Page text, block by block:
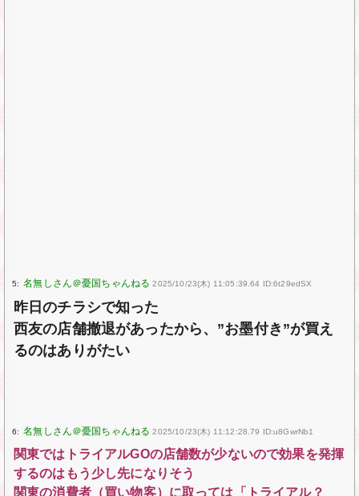
5: 2025/10/23(木) 11:05:39.64 ID:6t29edSX
昨日のチラシで知った
西友の店舗撤退があったから、”お墨付き”が買え
るのはありがたい
6: 2025/10/23(木) 11:12:28.79 ID:u8GwrNb1
関東ではトライアルGOの店舗数が少ないので効果を発揮
するのはもう少し先になりそう
関東の消費者（買い物客）に取っては「トライアル？